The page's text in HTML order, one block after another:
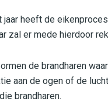
jaar heeft de
zal er mede hierdoor
de brandharen
aan de ogen of de
brandharen.